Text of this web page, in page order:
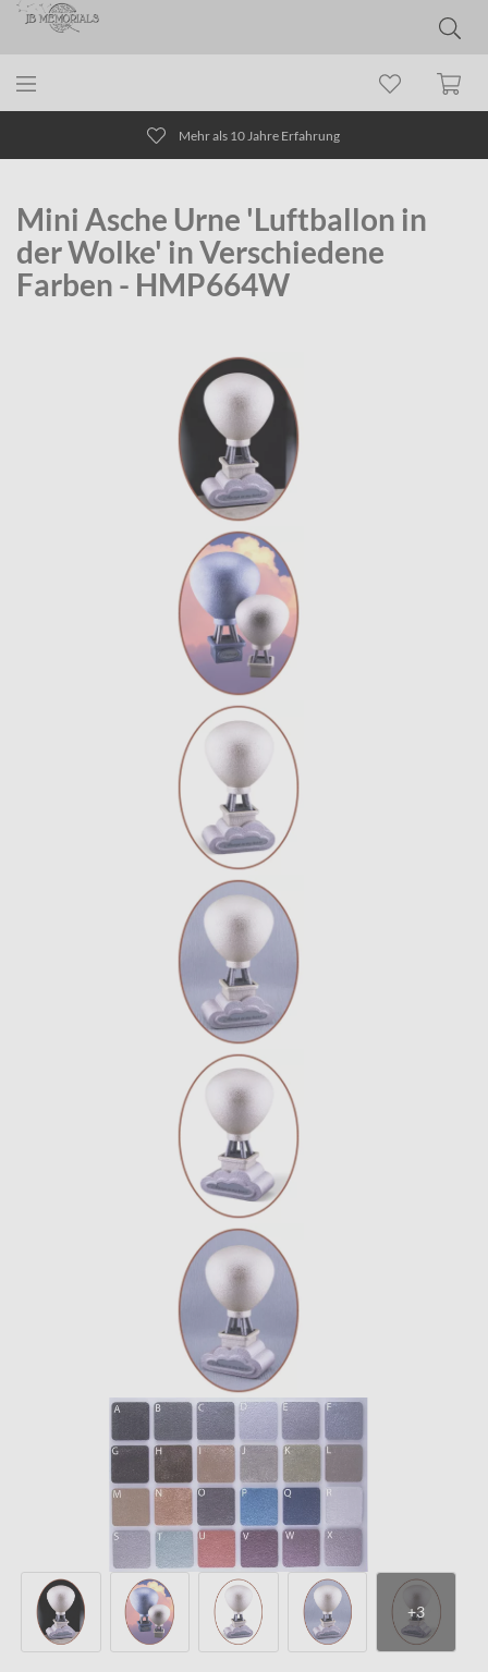
Mehr als 10 Jahre Erfahrung
Mini Asche Urne 'Luftballon in
der Wolke' in Verschiedene
Farben - HMP664W